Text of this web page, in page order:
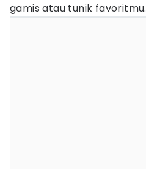
gamis atau tunik favoritmu.